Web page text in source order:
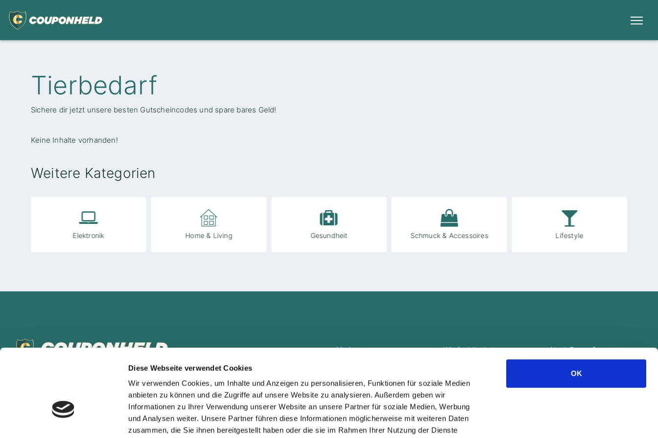
Diese Webseite verwendet Cookies
Wir verwenden Cookies, um Inhalte und Anzeigen zu personalisieren, Funktionen für soziale Medien
anbieten zu können und die Zugriffe auf unsere Website zu analysieren. Außerdem geben wir
Informationen zu Ihrer Verwendung unserer Website an unsere Partner für soziale Medien, Werbung
und Analysen weiter. Unsere Partner führen diese Informationen möglicherweise mit weiteren Daten
zusammen, die Sie ihnen bereitgestellt haben oder die sie im Rahmen Ihrer Nutzung der Dienste
OK
Tierbedarf
Sichere dir jetzt unsere besten Gutscheincodes und spare bares Geld!
Keine Inhalte vorhanden!
Weitere Kategorien
Elektronik Home & Living Gesundheit Schmuck & Accessoires Lifestyle
Melde Dich an und nutze alle Vorteile! Egal ob Coupons,
Gewinnspiele oder News. Nur angemeldet hast Du auf alle
Marken
Startup-Corner
Wie funktioniert
Impressum
Noch Fragen?